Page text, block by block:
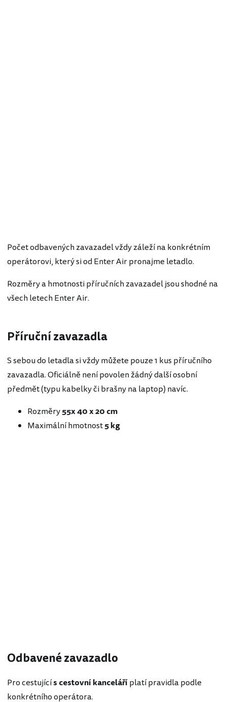
Počet odbavených zavazadel vždy záleží na konkrétním
operátorovi, který si od Enter Air pronajme letadlo.
Rozměry a hmotnosti příručních zavazadel jsou shodné na
všech letech Enter Air.
Příruční zavazadla
S sebou do letadla si vždy můžete pouze 1 kus příručního
zavazadla. Oficiálně není povolen žádný další osobní
předmět (typu kabelky či brašny na laptop) navíc.
Rozměry55x 40 x 20 cm
Maximální hmotnost5 kg
Odbavené zavazadlo
Pro cestujícís cestovní kanceláříplatí pravidla podle
konkrétního operátora.